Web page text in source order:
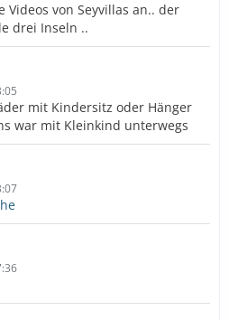
Videos von Seyvillas an.. der
drei Inseln ..
mit Kindersitz oder Hänger
war mit Kleinkind unterwegs